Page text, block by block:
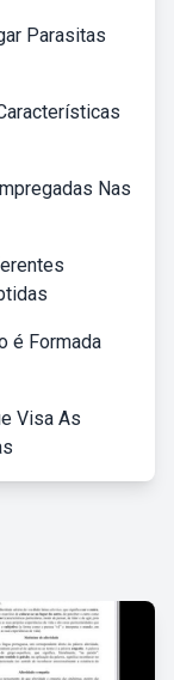
Parasitas
Nas
é Formada
Visa As